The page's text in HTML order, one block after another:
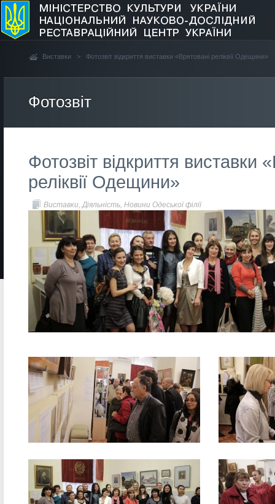
Виставки > Фотозвіт відкриття виставки «Врятовані реліквії Одещини»
Фотозвіт
Фотозвіт відкриття виставки
реліквії Одещини»
Виставки,Діяльність, Новини Одеської філії